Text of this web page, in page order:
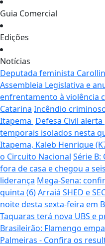
Guia Comercial
Edições
Notícias
Deputada feminista
Assembleia Legislativa e
enfrentamento à violência
Catarina Incêndio
Itapema Defesa Civil
temporais isolados nesta
Itapema, Kaleb Henrique
o Circuito Nacional Série B:
fora de casa e chegou a
liderança Mega-Sena:
quinta (6)Arraiá SHED e
noite desta sexta-feira em
Taquaras terá nova UBS e
Brasileirão: Flamengo
Palmeiras - Confira os